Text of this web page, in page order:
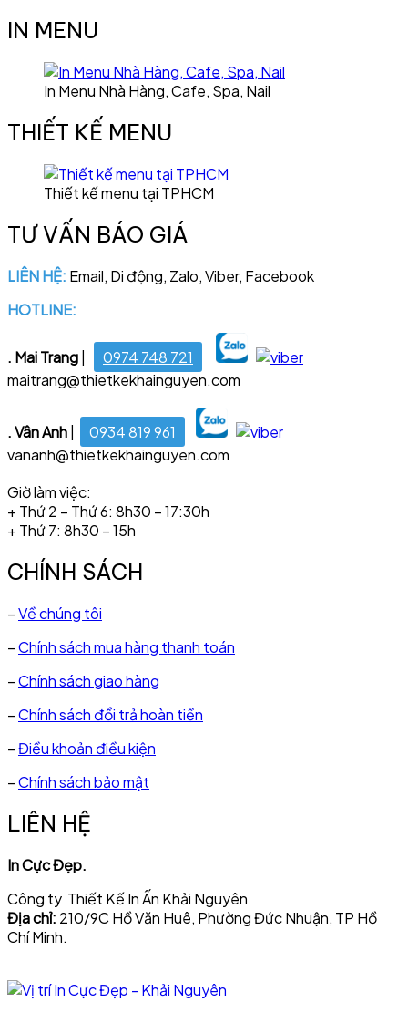
IN MENU
In Menu Nhà Hàng, Cafe, Spa, Nail
THIẾT KẾ MENU
Thiết kế menu tại TPHCM
TƯ VẤN BÁO GIÁ
LIÊN HỆ: Email, Di động, Zalo, Viber, Facebook
HOTLINE:
. Mai Trang|
0974 748 721
maitrang@thietkekhainguyen.com
. Vân Anh
0934 819 961
vananh@thietkekhainguyen.com
Giờ làm việc:
+ Thứ 2 – Thứ 6: 8h30 – 17:30h
+ Thứ 7: 8h30 – 15h
CHÍNH SÁCH
–Về chúng tôi
–Chính sách mua hàng thanh toán
–Chính sách giao hàng
–Chính sách đổi trả hoàn tiền
–Điều khoản điều kiện
–Chính sách bảo mật
LIÊN HỆ
In Cực Đẹp.
Công ty Thiết Kế In Ấn Khải Nguyên
Địa chỉ: 210/9C Hồ Văn Huê, Phường Đức Nhuận, TP Hồ
Chí Minh.